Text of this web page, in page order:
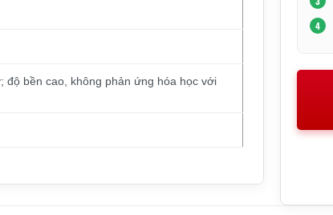
độ bền cao, không phản ứng hóa học với
4